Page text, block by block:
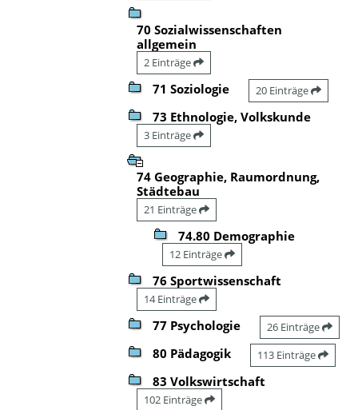
70 Sozialwissenschaften
allgemein
2 Einträge
71 Soziologie 20 Einträge
73 Ethnologie, Volkskunde
3 Einträge
74 Geographie, Raumordnung,
Städtebau
21 Einträge
74.80 Demographie
12 Einträge
76 Sportwissenschaft
14 Einträge
77 Psychologie 26 Einträge
80 Pädagogik 113 Einträge
83 Volkswirtschaft
102 Einträge